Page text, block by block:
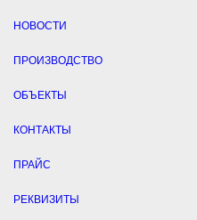
НОВОСТИ
ПРОИЗВОДСТВО
ОБЪЕКТЫ
КОНТАКТЫ
ПРАЙС
РЕКВИЗИТЫ